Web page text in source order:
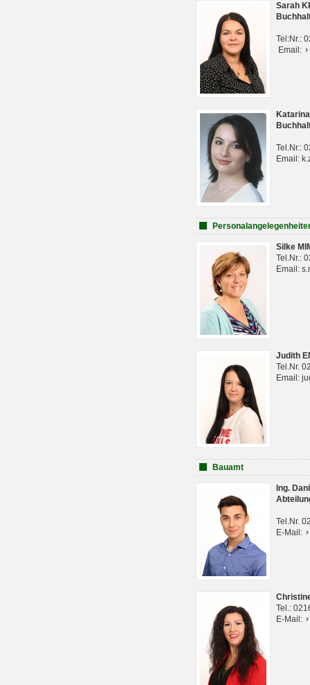
Sarah
Tel:Nr.:
Email:
Tel.Nr.:
Email:
Silke
Tel.Nr.:
Email:
Judith
Tel.Nr.
Email:
Bauamt
Ing.
Tel.Nr.
E-Mail:
Tel.:
E-Mail: